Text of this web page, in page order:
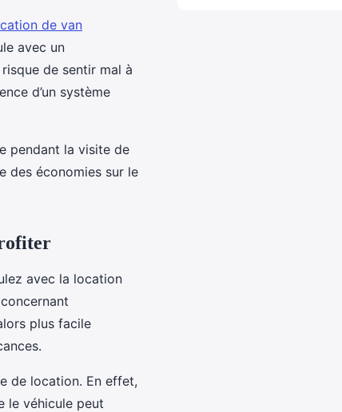
de van
avec un
de sentir mal à
d’un système
pendant la visite de
des économies sur le
avec la location
plus facile
de location. En effet,
le véhicule peut